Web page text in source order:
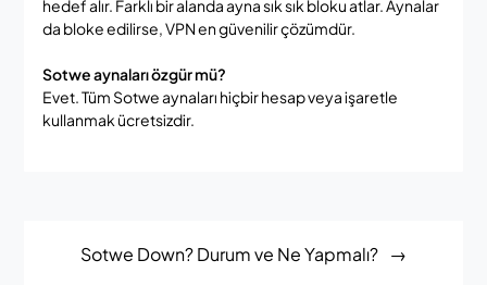
hedef alır. Farklı bir alanda ayna sık sık bloku atlar. Aynalar
da bloke edilirse, VPN en güvenilir çözümdür.
Sotwe aynaları özgür mü?
Evet. Tüm Sotwe aynaları hiçbir hesap veya işaretle
kullanmak ücretsizdir.
navigation
Sotwe Down? Durum ve Ne Yapmalı?